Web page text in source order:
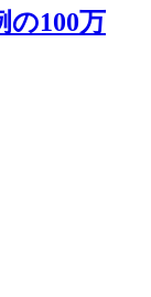
の100万